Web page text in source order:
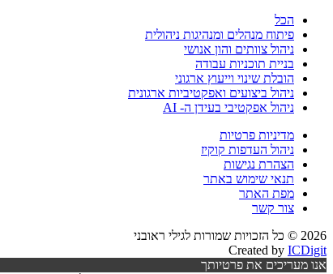
הכל
פיתוח מנהלים ומנהיגות ניהולית
ניהול צוותים והון אנושי
בניית תוכניות עבודה
הובלת שינוי וייעוץ ארגוני
ניהול ביצועים ואפקטיביות ארגונית
ניהול אפקטיבי בעידן ה- AI
מדיניות פרטיות
ניהול העדפות קוקיז
הצהרת נגישות
תנאי שימוש באתר
מפת האתר
צור קשר
2026 © כל הזכויות שמורות לגילי ראובני
Created by ICDigit
אנו מעריכים את פרטיותך